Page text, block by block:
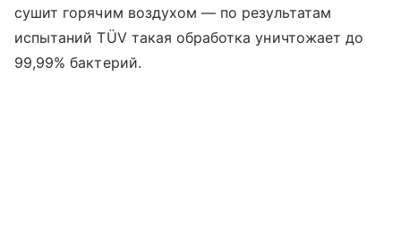
сушит горячим воздухом — по результатам
испытаний TÜV такая обработка уничтожает до
99,99% бактерий.